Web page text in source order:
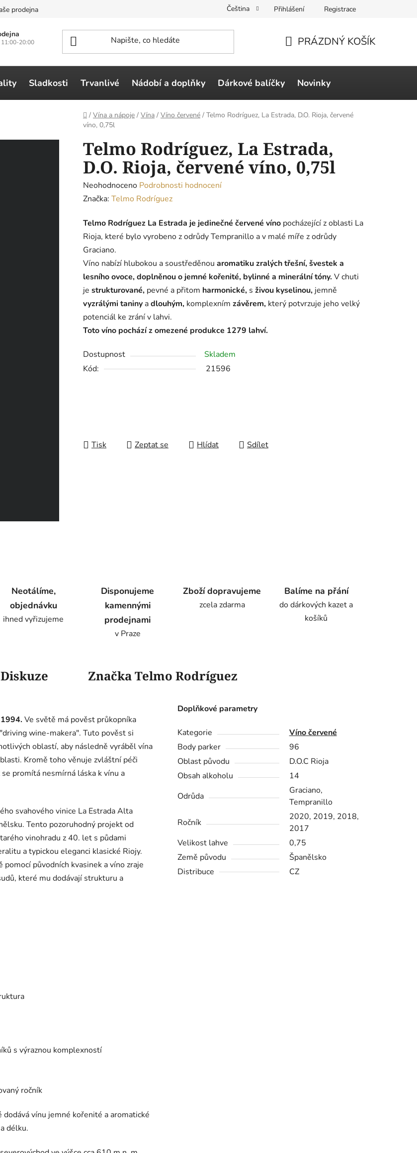
prodejna Čeština Přihlášení Registrace
20:00
KOŠÍK
PRÁZDNÝ KOŠÍK
Sladkosti Trvanlivé Nádobí a doplňky Dárkové balíčky Novinky
Domů
/ Vína a nápoje / Vína / Víno červené / Telmo Rodríguez, La Estrada, D.O. Rioja, červené
víno, 0,75l
Telmo Rodríguez, La Estrada,
D.O. Rioja, červené víno, 0,75l
Průměrné
hodnocení
je
0,0
z
5
hvězdiček.
Neohodnoceno Podrobnosti hodnocení
Značka: Telmo Rodríguez
Telmo Rodríguez La Estrada je jedinečné červené víno pocházející z oblasti La
Rioja, které bylo vyrobeno z odrůdy Tempranillo a v malé míře z odrůdy
Graciano.
Víno nabízí hlubokou a soustředěnou aromatiku zralých třešní, švestek a
lesního ovoce, doplněnou o jemné kořenité, bylinné a minerální tóny. V chuti
je strukturované, pevné a přitom harmonické, s živou kyselinou, jemně
vyzrálými taniny adlouhým, komplexním závěrem, který potvrzuje jeho velký
potenciál ke zrání v lahvi.
Toto víno pochází z omezené produkce 1279 lahví.
Dostupnost
Skladem
Kód:
21596
Tisk Zeptat se Hlídat Sdílet
Neotálíme,
objednávku
ihned vyřizujeme
Disponujeme
kamennými
prodejnami
v Praze
Zboží dopravujeme
zcela zdarma
Balíme na přání
do dárkových kazet a
košíků
Diskuze ZnačkaTelmo Rodríguez
1994. Ve světě má pověst průkopníka
wine-makera". Tuto pověst si
oblastí, aby následně vyráběl vína
Kromě toho věnuje zvláštní péči
promítá nesmírná láska k vínu a
svahového vinice La Estrada Alta
Tento pozoruhodný projekt od
vinohradu z 40. let s půdami
a typickou eleganci klasické Riojy.
původních kvasinek a víno zraje
které mu dodávají strukturu a
s výraznou komplexností
ročník
vínu jemné kořenité a aromatické
délku.
Doplňkové parametry
Kategorie
Víno červené
Body parker
96
Oblast původu
D.O.C Rioja
Obsah alkoholu
14
Odrůda
Graciano,
Tempranillo
Ročník
2020, 2019, 2018,
2017
Velikost lahve
0,75
Země původu
Španělsko
Distribuce
CZ